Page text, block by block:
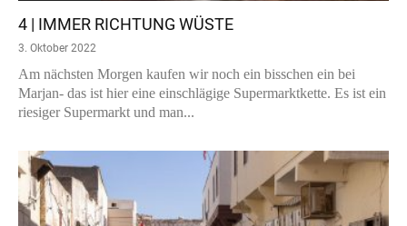
4 | IMMER RICHTUNG WÜSTE
3. Oktober 2022
Am nächsten Morgen kaufen wir noch ein bisschen ein bei
Marjan- das ist hier eine einschlägige Supermarktkette. Es ist ein
riesiger Supermarkt und man...